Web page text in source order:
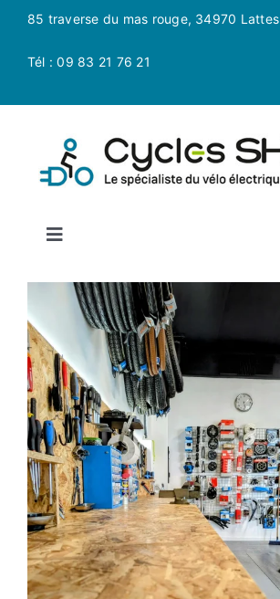
Passer
contenu
85 traverse du mas rouge, 34970 Lattes
Tél : 09 83 21 76 21
Toggle
Accueil
La boutique
Magasin
Atelier
Services
Location